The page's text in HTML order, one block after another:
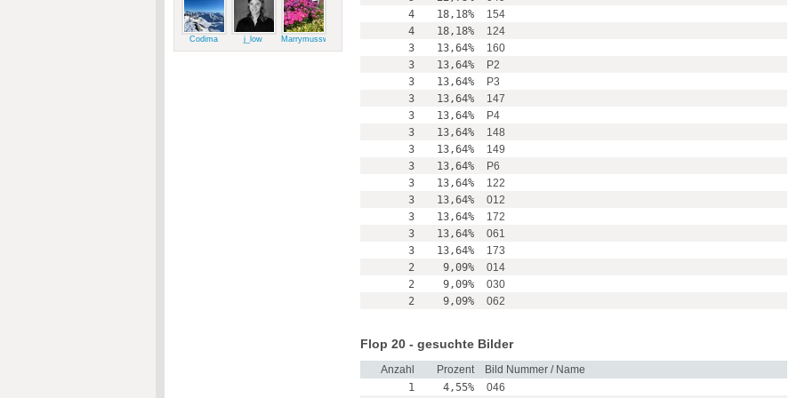
Codima j_low Marrymussweg
4
18,18%
154
4
18,18%
124
3
13,64%
160
3
13,64%
P2
3
13,64%
P3
3
13,64%
147
3
13,64%
P4
3
13,64%
148
3
13,64%
149
3
13,64%
P6
3
13,64%
122
3
13,64%
012
3
13,64%
172
3
13,64%
061
3
13,64%
173
2
9,09%
014
2
9,09%
030
2
9,09% 062
Flop 20 - gesuchte Bilder
Anzahl Prozent
Bild Nummer / Name
1
4,55%
046